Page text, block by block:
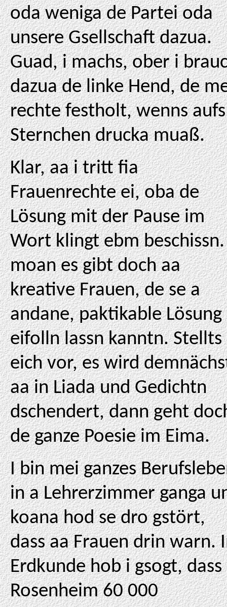
oda weniga de Partei oda
unsere Gsellschaft dazua.
Guad, i machs, ober i
dazua de linke Hend, de
rechte festholt, wenns aufs
Sternchen drucka muaß.
Klar, aa i tritt fia
Frauenrechte ei, oba de
Lösung mit der Pause im
Wort klingt ebm
moan es gibt doch aa
kreative Frauen, de se a
andane, paktikable Lösung
eifolln lassn kanntn. Stellts
eich vor, es wird
aa in Liada und Gedichtn
dschendert, dann geht
de ganze Poesie im Eima.
I bin mei ganzes
in a Lehrerzimmer ganga
koana hod se dro gstört,
dass aa Frauen drin warn.
Erdkunde hob i gsogt, dass
Rosenheim 60 000